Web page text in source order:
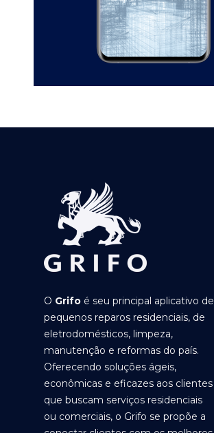
O Grifo é seu principal aplicativo de
pequenos reparos residenciais, de
eletrodomésticos, limpeza,
manutenção e reformas do país.
Oferecendo soluções ágeis,
econômicas e eficazes aos clientes
que buscam serviços residenciais
ou comerciais, o Grifo se propõe a